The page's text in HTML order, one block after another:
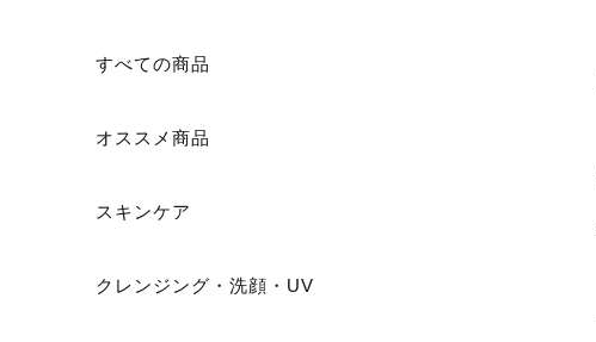
すべての商品
オススメ商品
スキンケア
クレンジング・洗顔・UV